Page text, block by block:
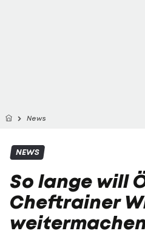
News
NEWS
So lange will
Cheftrainer